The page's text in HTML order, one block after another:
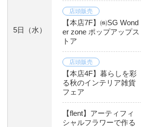
5日 （水）
店頭販売
【本店7F】㈱SG Wond
er zone ポップアップス
トア
店頭販売
【本店4F】暮らしを彩
る秋のインテリア雑貨
フェア
【flent】アーティフィ
シャルフラワーで作る